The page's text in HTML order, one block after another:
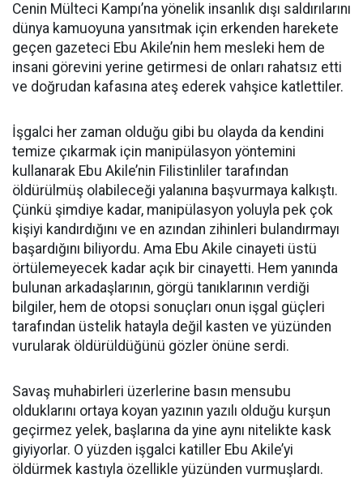
Cenin Mülteci Kampı’na yönelik insanlık dışı saldırılarını
dünya kamuoyuna yansıtmak için erkenden harekete
geçen gazeteci Ebu Akile’nin hem mesleki hem de
insani görevini yerine getirmesi de onları rahatsız etti
ve doğrudan kafasına ateş ederek vahşice katlettiler.
İşgalci her zaman olduğu gibi bu olayda da kendini
temize çıkarmak için manipülasyon yöntemini
kullanarak Ebu Akile’nin Filistinliler tarafından
öldürülmüş olabileceği yalanına başvurmaya kalkıştı.
Çünkü şimdiye kadar, manipülasyon yoluyla pek çok
kişiyi kandırdığını ve en azından zihinleri bulandırmayı
başardığını biliyordu. Ama Ebu Akile cinayeti üstü
örtülemeyecek kadar açık bir cinayetti. Hem yanında
bulunan arkadaşlarının, görgü tanıklarının verdiği
bilgiler, hem de otopsi sonuçları onun işgal güçleri
tarafından üstelik hatayla değil kasten ve yüzünden
vurularak öldürüldüğünü gözler önüne serdi.
Savaş muhabirleri üzerlerine basın mensubu
olduklarını ortaya koyan yazının yazılı olduğu kurşun
geçirmez yelek, başlarına da yine aynı nitelikte kask
giyiyorlar. O yüzden işgalci katiller Ebu Akile’yi
öldürmek kastıyla özellikle yüzünden vurmuşlardı.